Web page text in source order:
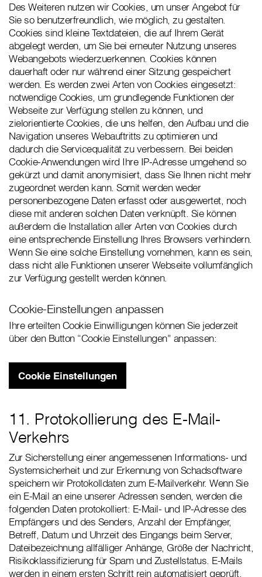
Des Weiteren nutzen wir Cookies, um unser Angebot für
Sie so benutzerfreundlich, wie möglich, zu gestalten.
Cookies sind kleine Textdateien, die auf Ihrem Gerät
abgelegt werden, um Sie bei erneuter Nutzung unseres
Webangebots wiederzuerkennen. Cookies können
dauerhaft oder nur während einer Sitzung gespeichert
werden. Es werden zwei Arten von Cookies eingesetzt:
notwendige Cookies, um grundlegende Funktionen der
Webseite zur Verfügung stellen zu können, und
zielorientierte Cookies, die uns helfen, den Aufbau und die
Navigation unseres Webauftritts zu optimieren und
dadurch die Servicequalität zu verbessern. Bei beiden
Cookie-Anwendungen wird Ihre IP-Adresse umgehend so
gekürzt und damit anonymisiert, dass Sie Ihnen nicht mehr
zugeordnet werden kann. Somit werden weder
personenbezogene Daten erfasst oder ausgewertet, noch
diese mit anderen solchen Daten verknüpft. Sie können
außerdem die Installation aller Arten von Cookies durch
eine entsprechende Einstellung Ihres Browsers verhindern.
Wenn Sie eine solche Einstellung vornehmen, kann es sein,
dass nicht alle Funktionen unserer Webseite vollumfänglich
zur Verfügung gestellt werden können.
Cookie-Einstellungen anpassen
Ihre erteilten Cookie Einwilligungen können Sie jederzeit
über den Button “Cookie Einstellungen” anpassen:
Cookie Einstellungen
11. Protokollierung des E-Mail-
Verkehrs
Zur Sicherstellung einer angemessenen Informations- und
Systemsicherheit und zur Erkennung von Schadsoftware
speichern wir Protokolldaten zum E-Mailverkehr. Wenn Sie
ein E-Mail an eine unserer Adressen senden, werden die
folgenden Daten protokolliert: E-Mail- und IP-Adresse des
Empfängers und des Senders, Anzahl der Empfänger,
Betreff, Datum und Uhrzeit des Eingangs beim Server,
Dateibezeichnung allfälliger Anhänge, Größe der Nachricht,
Risikoklassifizierung für Spam und Zustellstatus. E-Mails
werden in einem ersten Schritt rein automatisiert geprüft.